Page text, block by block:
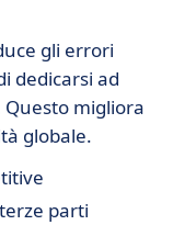
gli errori
dedicarsi ad
migliora
globale.
parti